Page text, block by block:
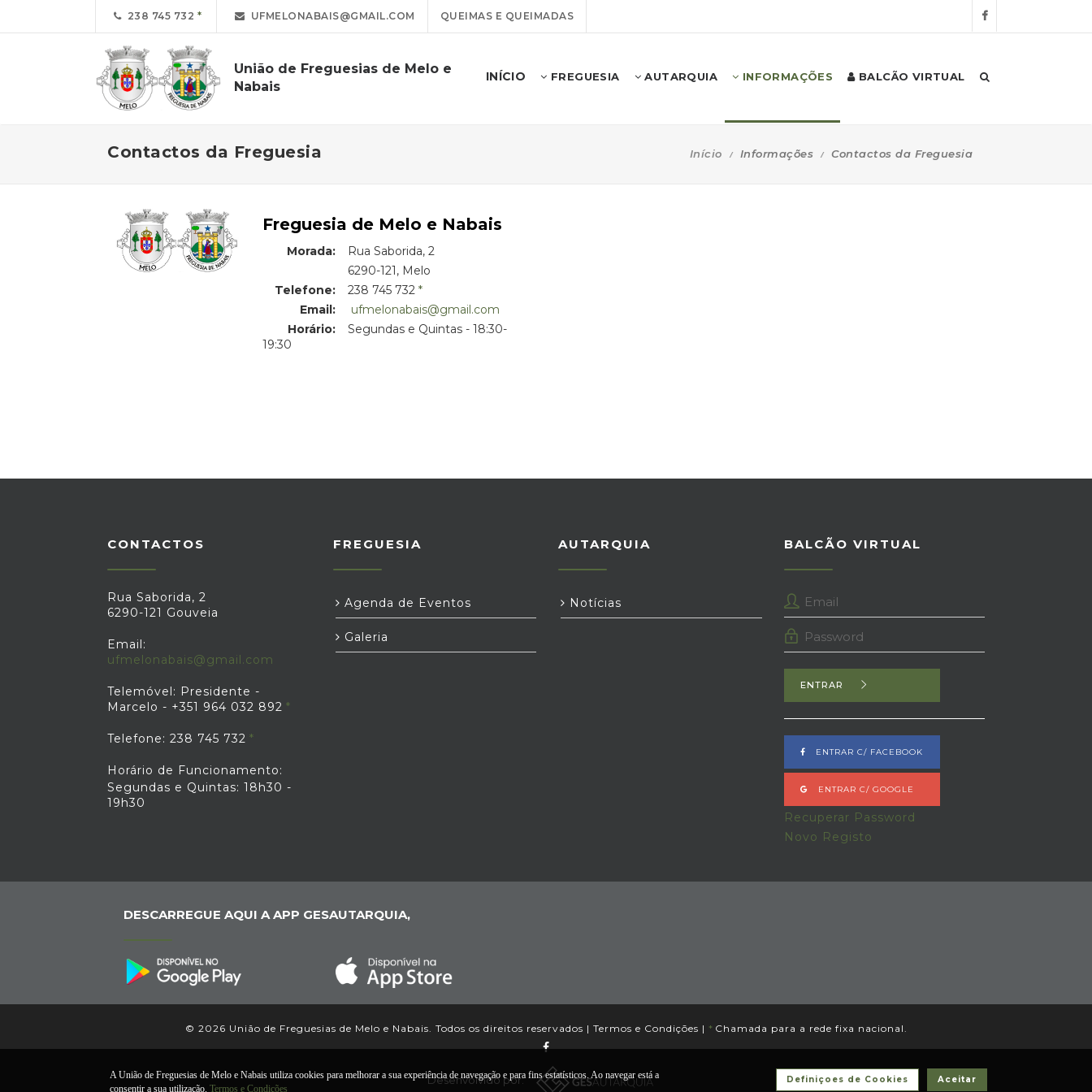
238 745 732 UFMELONABAIS@GMAIL.COM QUEIMAS E QUEIMADAS
União de Freguesias de Melo e
Nabais
INÍCIO FREGUESIA AUTARQUIA INFORMAÇÕES BALCÃO VIRTUAL
Contactos da Freguesia Início Informações Contactos da Freguesia
Freguesia de Melo e Nabais
Morada:
Rua Saborida, 2
6290-121, Melo
Telefone:
238 745 732
Email:
ufmelonabais@gmail.com
Horário:
Segundas e Quintas - 18:30-
19:30
CONTACTOS
Rua Saborida, 2
6290-121 Gouveia
Email:
ufmelonabais@gmail.com
Telemóvel: Presidente -
Marcelo - +351 964 032 892
Telefone: 238 745 732
Horário de Funcionamento:
Segundas e Quintas: 18h30 -
19h30
FREGUESIA
Agenda de Eventos
Galeria
AUTARQUIA
Notícias
BALCÃO VIRTUAL
ENTRAR
ENTRAR C/ FACEBOOK
ENTRAR C/ GOOGLE
Recuperar Password
Novo Registo
DESCARREGUE AQUI A APP GESAUTARQUIA,
© 2026 União de Freguesias de Melo e Nabais. Todos os direitos reservados | Termos e Condições | * Chamada para a rede fixa nacional.
Desenvolvido por:
A União de Freguesias de Melo e Nabais utiliza cookies para melhorar a sua experiência de navegação e para fins estatísticos. Ao navegar está a
consentir a sua utilização. Termos e Condições
Aceitar
Definiçoes de Cookies